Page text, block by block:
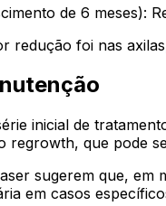
de 6 meses):
redução foi nas
inicial de
regrowth, que pode
sugerem que, em
em casos